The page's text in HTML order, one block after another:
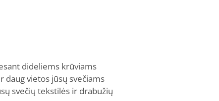
dideliems krūviams
vietos jūsų svečiams
svečių tekstilės ir drabužių